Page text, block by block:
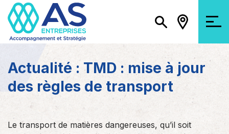
Actualité : TMD : mise à jour
des règles de transport
Le transport de matières dangereuses, qu’il soit